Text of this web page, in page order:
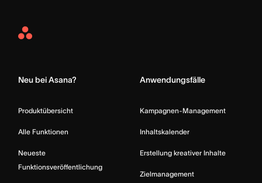
Asana
Neu bei Asana?
Produktübersicht
Alle Funktionen
Neueste
Funktionsveröffentlichung
Anwendungsfälle
Kampagnen-Management
Inhaltskalender
Erstellung kreativer Inhalte
Zielmanagement